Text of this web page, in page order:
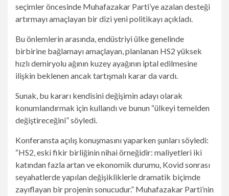
seçimler öncesinde Muhafazakar Parti’ye azalan desteği
artırmayı amaçlayan bir dizi yeni politikayı açıkladı.
Bu önlemlerin arasında, endüstriyi ülke genelinde
birbirine bağlamayı amaçlayan, planlanan HS2 yüksek
hızlı demiryolu ağının kuzey ayağının iptal edilmesine
ilişkin beklenen ancak tartışmalı karar da vardı.
Sunak, bu kararı kendisini değişimin adayı olarak
konumlandırmak için kullandı ve bunun “ülkeyi temelden
değiştireceğini” söyledi.
Konferansta açılış konuşmasını yaparken şunları söyledi:
“HS2, eski fikir birliğinin nihai örneğidir: maliyetleri iki
katından fazla artan ve ekonomik durumu, Kovid sonrası
seyahatlerde yapılan değişikliklerle dramatik biçimde
zayıflayan bir projenin sonucudur.” Muhafazakar Parti’nin